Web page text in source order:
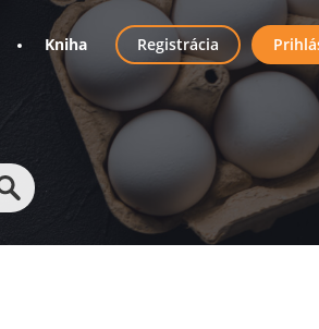
Kniha
User
account
menu
Registrácia